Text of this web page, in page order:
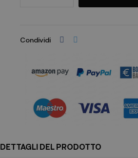
Condividi
DETTAGLI DEL PRODOTTO